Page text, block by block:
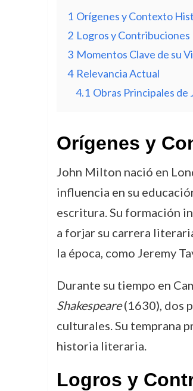
1 Orígenes y Contexto
2 Logros y Contribuciones
3 Momentos Clave de su
4 Relevancia Actual
4.1 Obras Principales de
Orígenes y
John Milton nació en
influencia en su
escritura. Su formación
a forjar su carrera
la época, como Jeremy
Durante su tiempo en
Shakespeare(1630), dos
culturales. Su temprana
historia literaria.
Logros y